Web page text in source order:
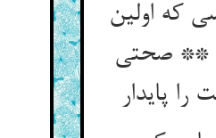
که اولین
** صحتی
را پایدار